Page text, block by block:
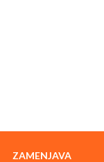
ZAMENJAVA